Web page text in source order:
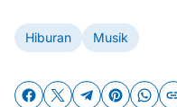
Hiburan Musik